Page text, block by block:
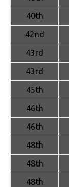
40th
42nd
43rd
43rd
45th
46th
46th
48th
48th
48th